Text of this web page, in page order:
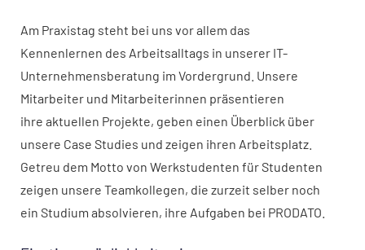
Am Praxistag steht bei uns vor allem das
Kennenlernen des Arbeitsalltags in unserer IT-
Unternehmensberatung im Vordergrund. Unsere
Mitarbeiter und Mitarbeiterinnen präsentieren
ihre aktuellen Projekte, geben einen Überblick über
unsere Case Studies und zeigen ihren Arbeitsplatz.
Getreu dem Motto von Werkstudenten für Studenten
zeigen unsere Teamkollegen, die zurzeit selber noch
ein Studium absolvieren, ihre Aufgaben bei PRODATO.